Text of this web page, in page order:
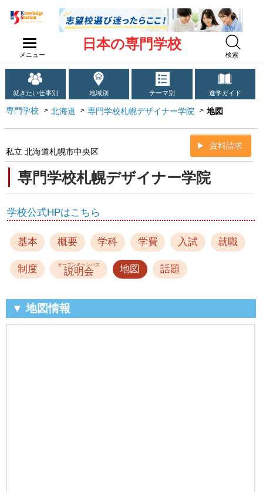
メニュー
日本の専門学校
検索
就きたい仕事別 地域別 テーマ別 進学ガイド
専門学校 北海道 専門学校札幌デザイナー学院 地図
専門学校札幌デザイナー学院
私立 北海道札幌市中央区
資料請求
学校公式HPはこちら
基本 概要 学科 学費 入試 就職
制度 オープンキャンパス
説明会 地図 話題
▼ 地図情報